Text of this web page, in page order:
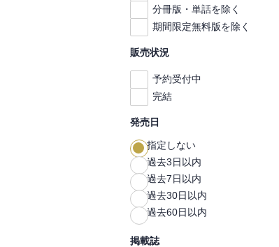
分冊版・単話を除く
期間限定無料版を除く
販売状況
予約受付中
完結
発売日
指定しない
過去3日以内
過去7日以内
過去30日以内
過去60日以内
掲載誌